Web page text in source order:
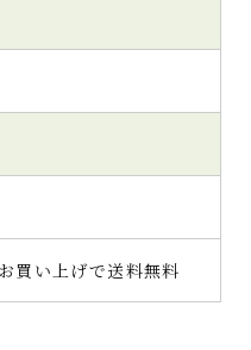
買い上げで送料無料